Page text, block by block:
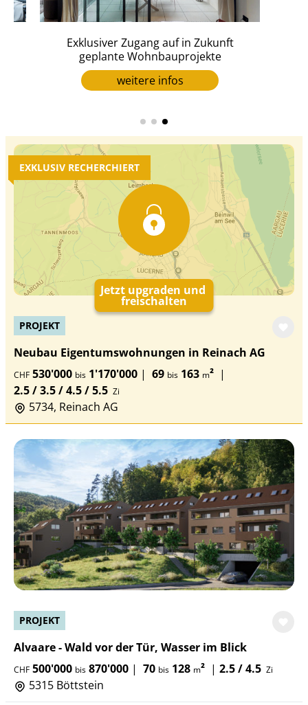
Exklusiver Zugang auf in Zukunft
geplante Wohnbauprojekte
weitere infos
EXKLUSIV RECHERCHIERT
Jetzt upgraden und
freischalten
PROJEKT
Neubau Eigentumswohnungen in Reinach AG
CHF 530'000 bis 1'170'000 | 69 bis 163 m² |
2.5 / 3.5 / 4.5 / 5.5 Zi
5734, Reinach AG
PROJEKT
Alvaare - Wald vor der Tür, Wasser im Blick
CHF 500'000 bis 870'000 | 70 bis 128 m² | 2.5 / 4.5 Zi
5315 Böttstein